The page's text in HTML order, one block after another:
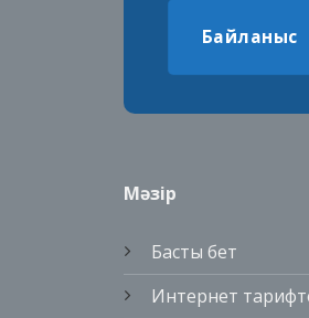
Байланыс
Мәзір
Басты бет
Интернет